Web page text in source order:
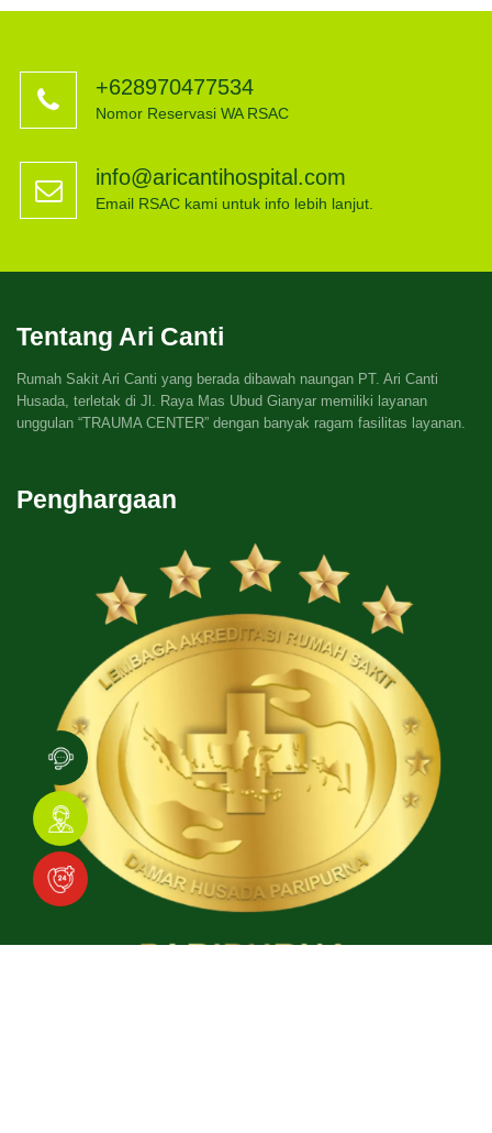
+628970477534
Nomor Reservasi WA RSAC
info@aricantihospital.com
Email RSAC kami untuk info lebih lanjut.
Tentang Ari Canti
Rumah Sakit Ari Canti yang berada dibawah naungan PT. Ari Canti
Husada, terletak di Jl. Raya Mas Ubud Gianyar memiliki layanan
unggulan “TRAUMA CENTER” dengan banyak ragam fasilitas layanan.
Penghargaan